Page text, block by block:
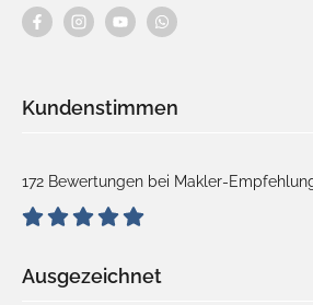
Kundenstimmen
172 Bewertungen bei Makler-
Ausgezeichnet